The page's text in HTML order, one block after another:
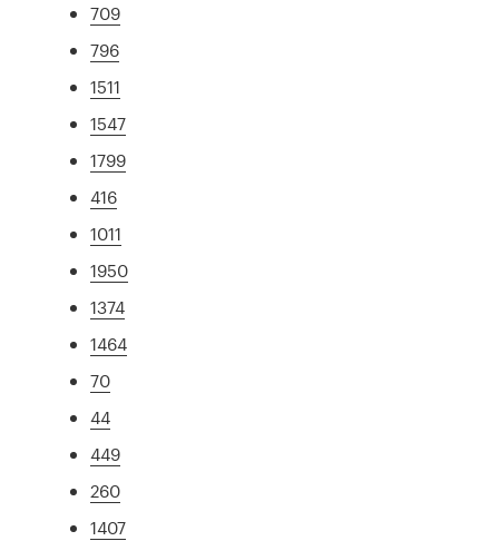
709
796
1511
1547
1799
416
1011
1950
1374
1464
70
44
449
260
1407